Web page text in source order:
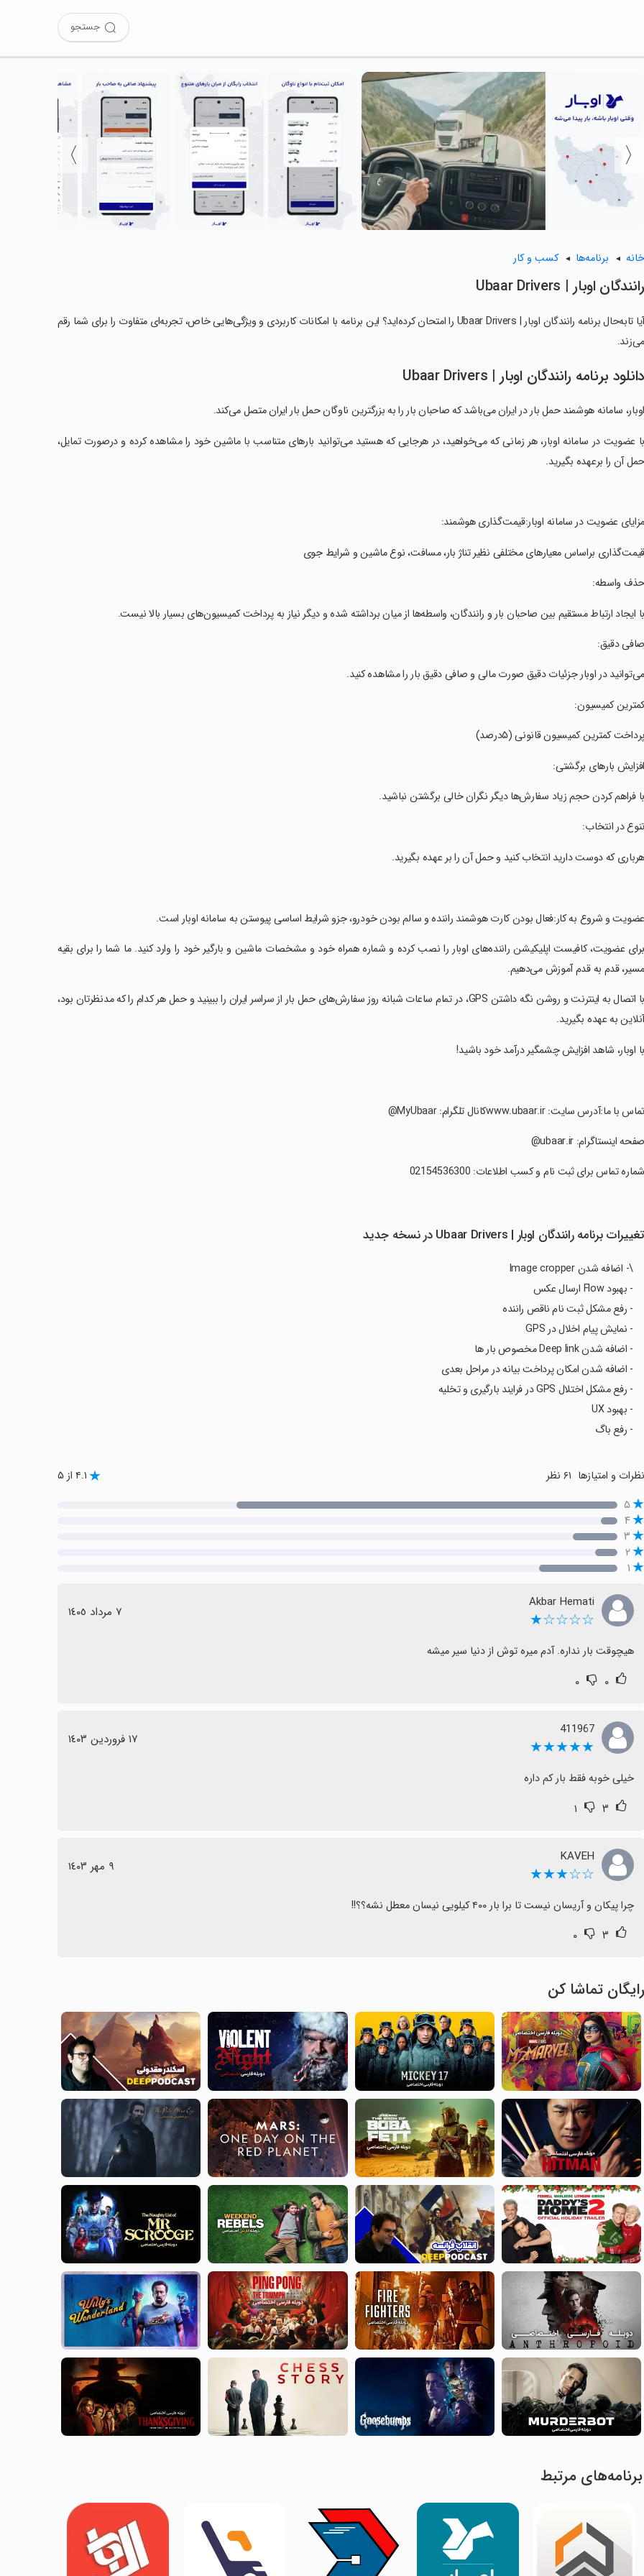
جستجو
〈
〉
خانه برنامه‌ها کسب و کار
‏رانندگان اوبار | Ubaar Drivers
آیا تابه‌حال برنامه ‏رانندگان اوبار | Ubaar Drivers را امتحان کرده‌اید؟ این برنامه با امکانات کاربردی و ویژگی‌هایی خاص، تجربه‌ای متفاوت را برای شما رقم
می‌زند.
دانلود برنامه ‏رانندگان اوبار | Ubaar Drivers
‏اوبار، سامانه هوشمند حمل بار در ایران می‌باشد که صاحبان بار را به بزرگترین ناوگان حمل بار ایران متصل می‌کند.
‏با عضویت در سامانه اوبار، هر زمانی که می‌خواهید،‌ در هرجایی که هستید می‌توانید بارهای متناسب با ماشین خود را مشاهده کرده و درصورت تمایل،
حمل آن را برعهده بگیرید.
‏مزایای عضویت در سامانه اوبار:قیمت‌گذاری هوشمند:
‏قیمت‌گذاری براساس معیارهای مختلفی نظیر تناژ بار، مسافت، نوع ماشین و شرایط جوی
‏حذف واسطه:
‏با ایجاد ارتباط مستقیم بین صاحبان بار و رانندگان، واسطه‌ها از میان برداشته شده‌ و دیگر نیاز به پرداخت کمیسیون‌های بسیار بالا نیست.
‏صافی دقیق:
‏می‌توانید در اوبار جزئیات دقیق صورت مالی و صافی دقیق بار را مشاهده کنید.
‏کمترین کمیسیون:
‏پرداخت کمترین کمیسیون قانونی (۵درصد)
‏افزایش بارهای برگشتی:
‏با فراهم کردن حجم زیاد سفارش‌ها دیگر نگران خالی برگشتن نباشید.
‏تنوع در انتخاب:
‏هرباری که دوست دارید انتخاب کنید و حمل آن را بر عهده بگیرید.
‏عضویت و شروع به کار:فعال بودن کارت هوشمند راننده و سالم بودن خودرو، جزو شرایط اساسی پیوستن به سامانه اوبار است.
‏برای عضویت، کافیست اپلیکیشن راننده‌های اوبار را نصب کرده و شماره همراه خود و مشخصات ماشین و بارگیر خود را وارد کنید. ما شما را برای بقیه
مسیر، قدم به قدم آموزش می‌دهیم.
‏با اتصال به اینترنت و روشن نگه داشتن GPS، در تمام ساعات شبانه روز سفارش‌های حمل بار از سراسر ایران را ببینید و حمل هر کدام را که مدنظرتان بود،
آنلاین به عهده بگیرید.
‏با اوبار، شاهد افزایش چشمگیر درآمد خود باشید!
‏تماس با ما:آدرس سایت: www.ubaar.irکانال تلگرام: MyUbaar@
‏صفحه اینستاگرام: ubaar.ir@
‏شماره تماس برای ثبت نام و کسب اطلاعات: 02154536300
تغییرات برنامه ‏رانندگان اوبار | Ubaar Drivers در نسخه جدید
\- اضافه شدن Image cropper
- بهبود Flow ارسال عکس
- رفع مشکل ثبت نام ناقص راننده
- نمایش پیام اخلال در GPS
- اضافه شدن Deep link مخصوص بار ها
- اضافه شدن امکان پرداخت بیانه در مراحل بعدی
- رفع مشکل اختلال GPS در فرایند بارگیری و تخلیه
- بهبود UX
- رفع باگ
نظرات و امتیازها ۴.۱ از ۵
۵
۴
۳
۲
۱
Akbar Hemati
☆☆☆☆★ ٧ مرداد ١٤٠٥
هیچوقت بار نداره. آدم میره توش از دنیا سیر میشه
۰ ۰
411967
★★★★★ ١٧ فروردین ١٤٠٣
خیلی خوبه فقط بار کم داره
۳ ۱
KAVEH
☆☆★★★ ٩ مهر ١٤٠٣
چرا پیکان و آریسان نیست تا برا بار ۴۰۰ کیلویی نیسان معطل نشه؟؟!!
۳ ۰
رایگان تماشا کن
برنامه‌های مرتبط